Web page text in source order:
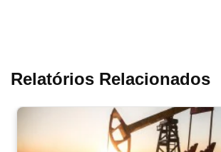
Relatórios Relacionados